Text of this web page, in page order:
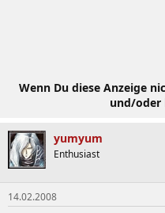
Wenn Du diese Anzeige
und/oder
yumyum
Enthusiast
14.02.2008